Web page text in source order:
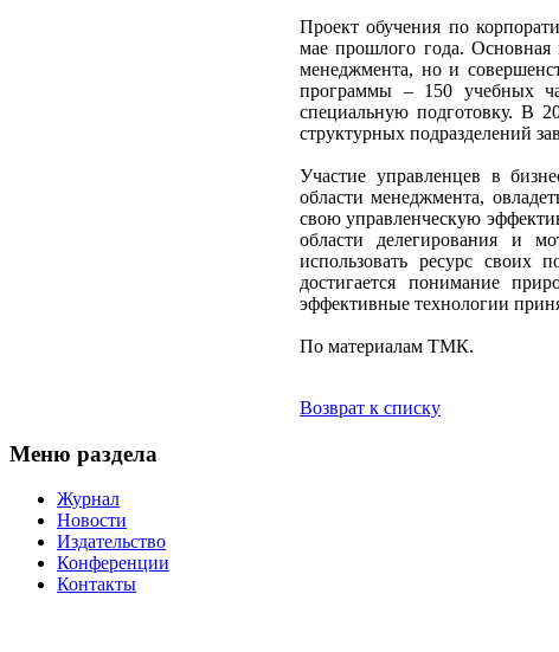
Проект обучения по
мае прошлого года. Основная
менеджмента, но и
программы – 150 учебных
специальную подготовку. В
структурных подразделений
Участие управленцев в
области менеджмента,
свою управленческую
области делегирования и
использовать ресурс своих
достигается понимание
эффективные технологии
По материалам ТМК.
Возврат к списку
Меню раздела
Журнал
Новости
Издательство
Конференции
Контакты